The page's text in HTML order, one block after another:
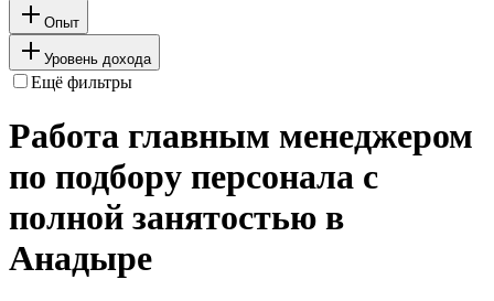
Опыт
Уровень дохода
Ещё фильтры
Работа главным менеджером
по подбору персонала с
полной занятостью в
Анадыре